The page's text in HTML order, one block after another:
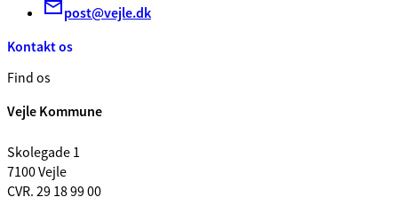
post@vejle.dk
Kontakt os
Find os
Vejle Kommune
Skolegade 1
7100 Vejle
CVR. 29 18 99 00